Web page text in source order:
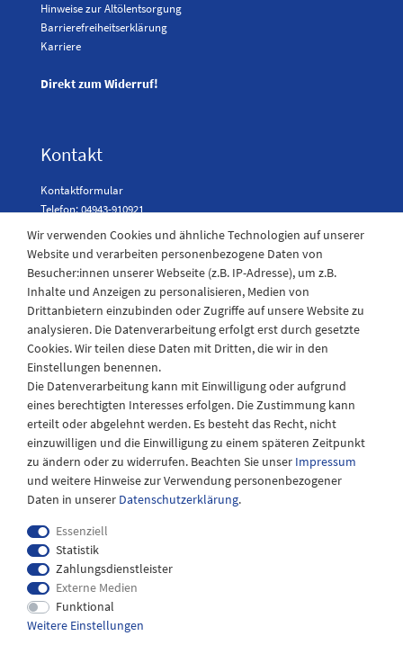
Hinweise zur Altölentsorgung
Barrierefreiheitserklärung
Karriere
Direkt zum Widerruf!
Kontakt
Kontaktformular
Telefon: 04943-910921
Laden Öffnungszeiten
Montag - Freitag
08:30 - 12:30 und 13.00 - 17.30 Uhr
Samstags
08:30 bis 12:30 Uhr
Impressum
Wir verwenden Cookies und ähnliche Technologien auf unserer
Website und verarbeiten personenbezogene Daten von
Besucher:innen unserer Webseite (z.B. IP-Adresse), um z.B.
Inhalte und Anzeigen zu personalisieren, Medien von
Drittanbietern einzubinden oder Zugriffe auf unsere Website zu
analysieren. Die Datenverarbeitung erfolgt erst durch gesetzte
Cookies. Wir teilen diese Daten mit Dritten, die wir in den
Einstellungen benennen.
Die Datenverarbeitung kann mit Einwilligung oder aufgrund
eines berechtigten Interesses erfolgen. Die Zustimmung kann
erteilt oder abgelehnt werden. Es besteht das Recht, nicht
einzuwilligen und die Einwilligung zu einem späteren Zeitpunkt
zu ändern oder zu widerrufen. Beachten Sie unser Impressum
und weitere Hinweise zur Verwendung personenbezogener
Daten in unserer Daten­schutz­erklärung.
Essenziell
Statistik
Zahlungsdienstleister
Externe Medien
Funktional
Weitere Einstellungen